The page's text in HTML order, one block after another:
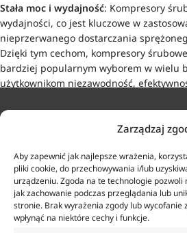
Zarządzaj
Aby zapewnić jak najlepsze wrażenia,
pliki cookie, do przechowywania i/lub
urządzeniu. Zgoda na te technologie
jak zachowanie podczas przeglądania lub
stronie. Brak wyrażenia zgody lub wycofanie
wpłynąć na niektóre cechy i funkcje.
Stała moc i wydajność: Kompresory
wydajności, co jest kluczowe w
nieprzerwanego dostarczania
Dzięki tym cechom, kompresory
bardziej popularnym wyborem w wielu
użytkownikom niezawodność,
ul. Tarcice 11, 80-718
Gdańsk
+48 58 342 24 15
Biuro czynne w godzinach
8:00-16:00
sklep@anticorr.pl
O firmie
Polityka